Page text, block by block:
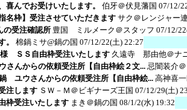
喜んでお受けいたします。
伯牙＠伏見藩国 07/12/
名枠】受注させていただきますサク＠レンジャー
の受注確認所 豊国 ミルメーク＠スタッフ 07/12/
。
棉鍋ミサ@鍋の国 07/12/22(土) 22:27
ＳＳ自由枠受注いたします 久遠寺 那由他＠ナ
んからの依頼受注所【自由枠絵２文... 忌闇装介
ユウさんからの依頼受注所【自由枠絵... 高神喜
注します ＳＷ－Ｍ＠ビギナーズ王国 07/12/29(土)
枠受注いたします まき＠鍋の国 08/1/2(水) 19:32